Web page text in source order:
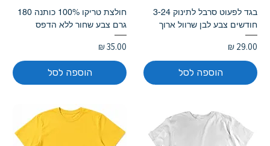
בגד לפעוט סרבל לתינוק 3-24
חודשים צבע לבן שרוול ארוך
מחיר
הוספה לסל
חולצת טריקו 100% כותנה 180
גרם צבע שחור ללא הדפס
מחיר
הוספה לסל